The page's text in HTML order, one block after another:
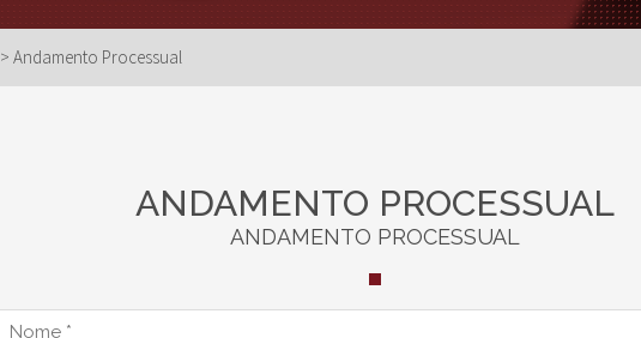
> Andamento Processual
ANDAMENTO PROCESSUAL
ANDAMENTO PROCESSUAL